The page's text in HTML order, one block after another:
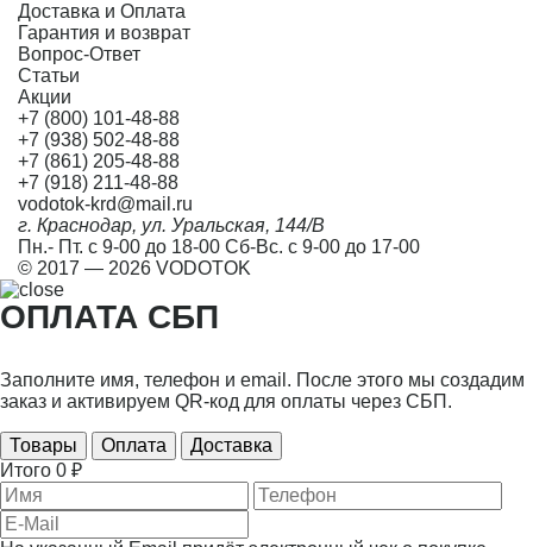
Доставка и Оплата
Гарантия и возврат
Вопрос-Ответ
Статьи
Акции
+7 (800) 101-48-88
+7 (938) 502-48-88
+7 (861) 205-48-88
+7 (918) 211-48-88
vodotok-krd@mail.ru
г. Краснодар, ул. Уральская, 144/В
Пн.- Пт. с 9-00 до 18-00 Сб-Вс. с 9-00 до 17-00
© 2017 — 2026 VODOTOK
ОПЛАТА СБП
Заполните имя, телефон и email. После этого мы создадим
заказ и активируем QR-код для оплаты через СБП.
Товары Оплата
Доставка
Итого 0 ₽